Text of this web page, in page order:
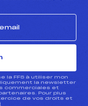
la FFS à utiliser mon
la newsletter
commerciales et
Pour plus
de vos droits et